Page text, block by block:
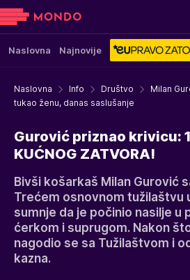
Naslovna Najnovije
Naslovna Info Društvo
Milan
tukao ženu, danas saslušanje
Gurović priznao krivicu:
KUĆNOG ZATVORA!
Bivši košarkaš Milan Gurović
Trećem osnovnom tužilaštvu
sumnje da je počinio nasilje u
ćerkom i suprugom. Nakon
nagodio se sa Tužilaštvom i
kazna.